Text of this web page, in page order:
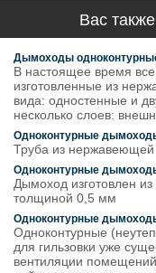
Вас
Дымоходы
В настоящее время
изготовленные из
вида: одностенные и
несколько слоев:
Одноконтурные
Труба из нержавеющей
Одноконтурные
Дымоход изготовлен
толщиной 0,5 мм
Одноконтурные
Одноконтурные
для гильзовки уже
вентиляции